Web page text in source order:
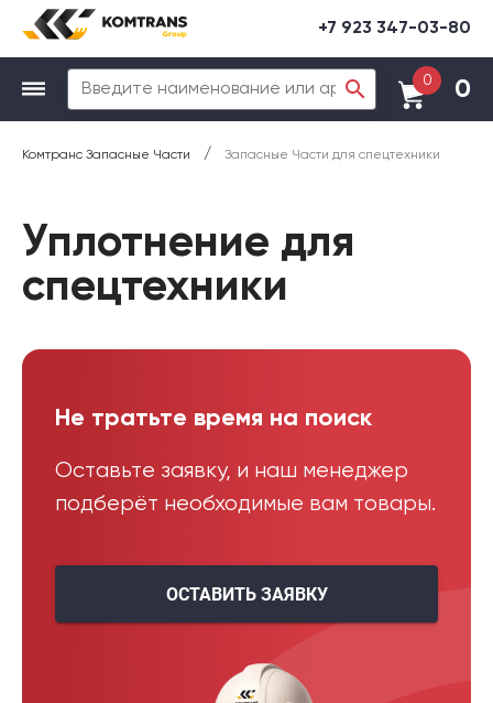
+7 923 347-03-80
0 0
Комтранс Запасные Части / Запасные Части для спецтехники
Уплотнение для
спецтехники
Не тратьте время на поиск
Оставьте заявку, и наш менеджер
подберёт необходимые вам товары.
ОСТАВИТЬ ЗАЯВКУ